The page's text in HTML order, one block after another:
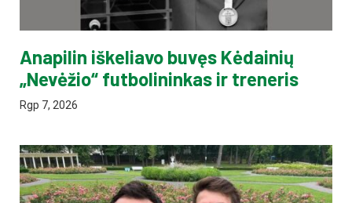
Anapilin iškeliavo buvęs Kėdainių
„Nevėžio“ futbolininkas ir treneris
Rgp 7, 2026